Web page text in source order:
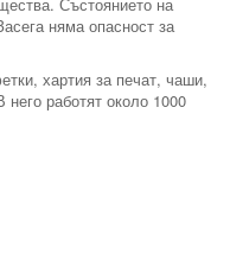
Състоянието на
няма опасност за
хартия за печат, чаши,
него работят около 1000